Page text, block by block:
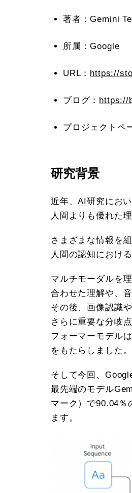
著者：Gemini
所属：Google
URL： https://
ブログ： https://
プロジェクトペ
研究背景
近年、 AI研究にお
人間よりも優れた
さまざまな情報を
人間の認知におけ
マルチモーダルを
合わせた理解や、
その後、画像認識
さらに重要な分岐
フォーマーモデル
をもたらしました。
そして今回、
最先端のモデル
マーク）で90.04％
ます。